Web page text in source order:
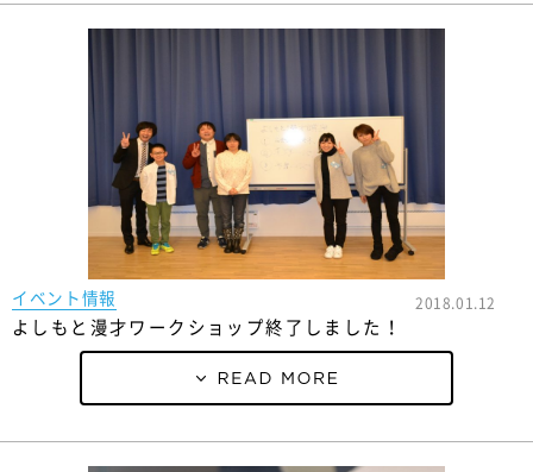
イベント情報 2018.01.12
よしもと漫才ワークショップ終了しました！